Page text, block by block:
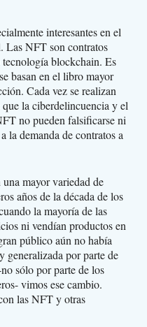
interesantes en el
Las NFT son contratos
tecnología blockchain. Es
basan en el libro mayor
Cada vez se realizan
la ciberdelincuencia y el
no pueden falsificarse ni
la demanda de contratos a
mayor variedad de
años de la década de los
la mayoría de las
ni vendían productos en
público aún no había
generalizada por parte de
sólo por parte de los
vimos ese cambio.
las NFT y otras